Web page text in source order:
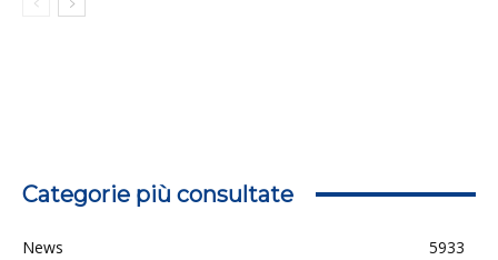
Categorie più consultate
News
5933